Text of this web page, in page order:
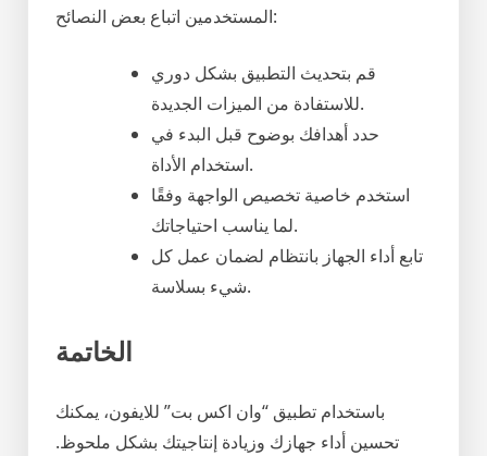
المستخدمين اتباع بعض النصائح:
قم بتحديث التطبيق بشكل دوري
للاستفادة من الميزات الجديدة.
حدد أهدافك بوضوح قبل البدء في
استخدام الأداة.
استخدم خاصية تخصيص الواجهة وفقًا
لما يناسب احتياجاتك.
تابع أداء الجهاز بانتظام لضمان عمل كل
شيء بسلاسة.
الخاتمة
باستخدام تطبيق “وان اكس بت” للايفون، يمكنك
تحسين أداء جهازك وزيادة إنتاجيتك بشكل ملحوظ.